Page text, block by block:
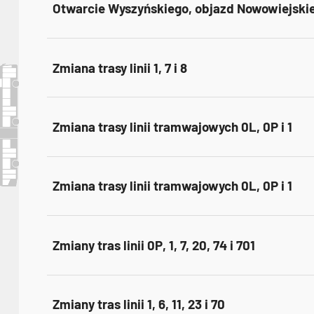
Otwarcie Wyszyńskiego, objazd
Zmiana trasy linii 1, 7 i 8
Zmiana trasy linii tramwajowych 0L, 0P i 1
Zmiana trasy linii tramwajowych 0L, 0P i 1
Zmiany tras linii 0P, 1, 7, 20, 74 i 701
Zmiany tras linii 1, 6, 11, 23 i 70